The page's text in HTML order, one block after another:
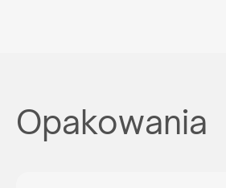
Opakowania